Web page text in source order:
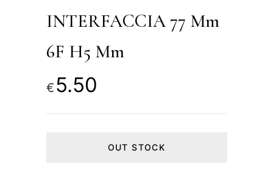
INTERFACCIA 77 Mm
6F H5 Mm
€ 5.50
OUT STOCK